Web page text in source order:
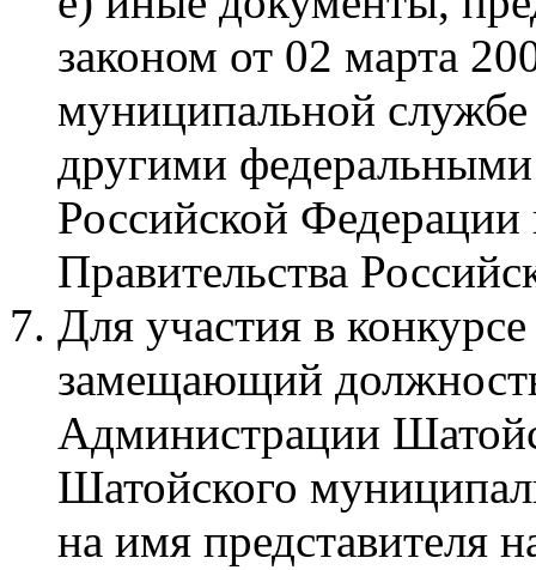
законом от 02 марта
муниципальной
другими
Российской
Правительства
Для участия в
замещающий
Администрации
Шатойского
на имя представителя